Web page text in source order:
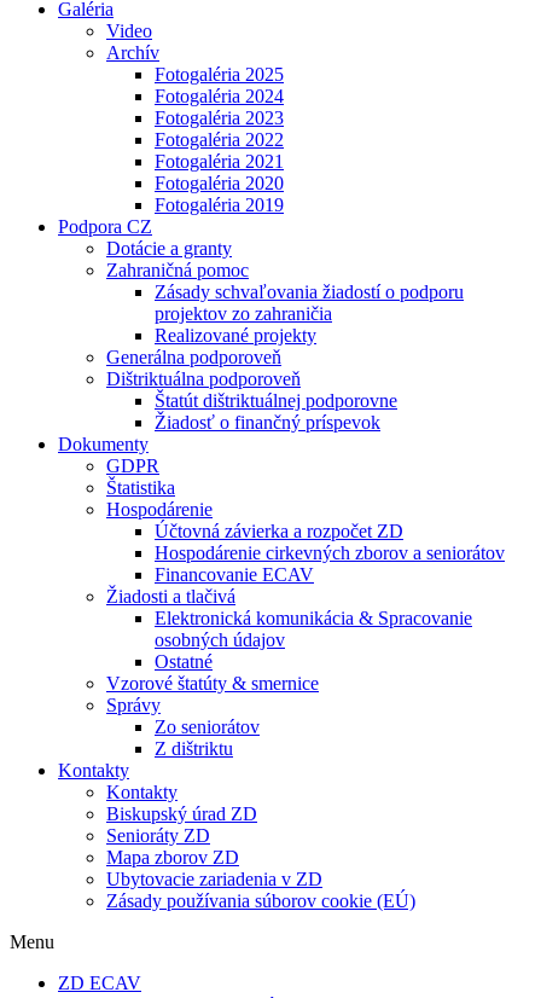
Galéria
Video
Archív
Fotogaléria 2025
Fotogaléria 2024
Fotogaléria 2023
Fotogaléria 2022
Fotogaléria 2021
Fotogaléria 2020
Fotogaléria 2019
Podpora CZ
Dotácie a granty
Zahraničná pomoc
Zásady schvaľovania žiadostí o podporu
projektov zo zahraničia
Realizované projekty
Generálna podporoveň
Dištriktuálna podporoveň
Štatút dištriktuálnej podporovne
Žiadosť o finančný príspevok
Dokumenty
GDPR
Štatistika
Hospodárenie
Účtovná závierka a rozpočet ZD
Hospodárenie cirkevných zborov a seniorátov
Financovanie ECAV
Žiadosti a tlačivá
Elektronická komunikácia & Spracovanie
osobných údajov
Ostatné
Vzorové štatúty & smernice
Správy
Zo seniorátov
Z dištriktu
Kontakty
Kontakty
Biskupský úrad ZD
Senioráty ZD
Mapa zborov ZD
Ubytovacie zariadenia v ZD
Zásady používania súborov cookie (EÚ)
Menu
ZD ECAV